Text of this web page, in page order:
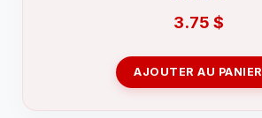
3.75 $
AJOUTER AU PANIER